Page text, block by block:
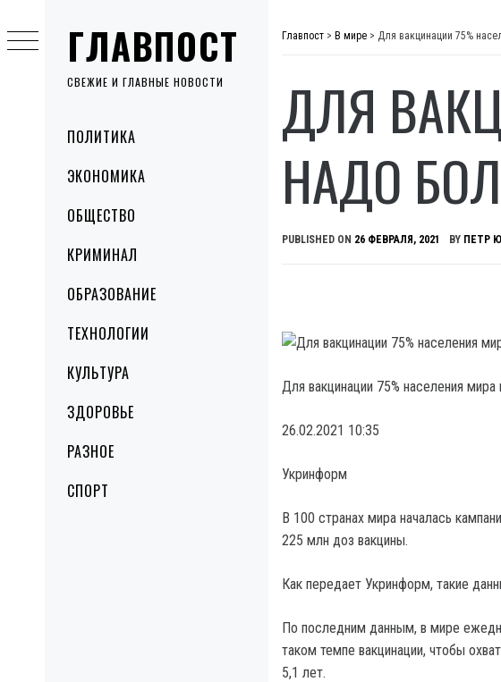
ГЛАВПОСТ
СВЕЖИЕ И ГЛАВНЫЕ НОВОСТИ
MenuПОЛИТИКА
ЭКОНОМИКА
ОБЩЕСТВО
КРИМИНАЛ
ОБРАЗОВАНИЕ
ТЕХНОЛОГИИ
КУЛЬТУРА
ЗДОРОВЬЕ
РАЗНОЕ
СПОРТ
to
content
Главпост > В мире > Для вакцинации 75%
ДЛЯ
НАДО
PUBLISHED ON 26 ФЕВРАЛЯ, 2021 BY ПЕТР
Для вакцинации 75% населения
26.02.2021 10:35
Укринформ
В 100 странах мира началась
225 млн доз вакцины.
Как передает Укринформ, такие
По последним данным, в мире
таком темпе вакцинации, чтобы
5,1 лет.